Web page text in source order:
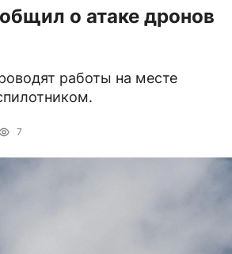
о атаке дронов
работы на месте
7